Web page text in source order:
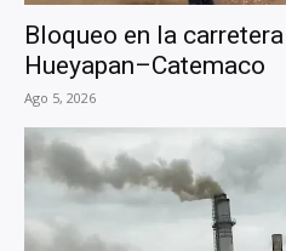
Bloqueo en la
Hueyapan–Catemaco
Ago 5, 2026